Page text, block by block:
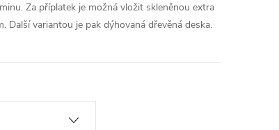
Za příplatek je možná vložit skleněnou extra
Další variantou je pak dýhovaná dřevěná deska.